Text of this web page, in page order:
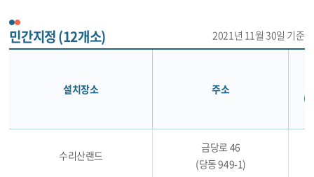
민간지정 (12개소) 2021년 11월 30일 기준
설치장소 주소
(
수리산랜드
금당로 46
(당동 949-1)